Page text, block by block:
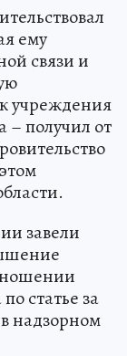
ему
связи и
учреждения
– получил от
завели
статье за
надзорном